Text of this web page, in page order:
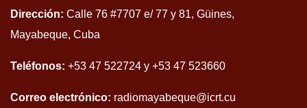
Dirección: Calle 76 #7707 e/ 77 y 81, Güines,
Mayabeque, Cuba
Teléfonos: +53 47 522724 y +53 47 523660
Correo electrónico: radiomayabeque@icrt.cu